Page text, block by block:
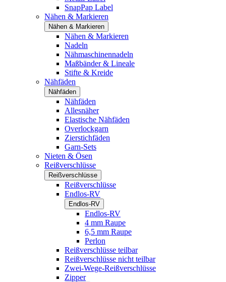
SnapPap Label
Nähen & Markieren
Nähen & Markieren
Nähen & Markieren
Nadeln
Nähmaschinennadeln
Maßbänder & Lineale
Stifte & Kreide
Nähfäden
Nähfäden
Nähfäden
Allesnäher
Elastische Nähfäden
Overlockgarn
Zierstichfäden
Garn-Sets
Nieten & Ösen
Reißverschlüsse
Reißverschlüsse
Reißverschlüsse
Endlos-RV
Endlos-RV
Endlos-RV
4 mm Raupe
6,5 mm Raupe
Perlon
Reißverschlüsse teilbar
Reißverschlüsse nicht teilbar
Zwei-Wege-Reißverschlüsse
Zipper